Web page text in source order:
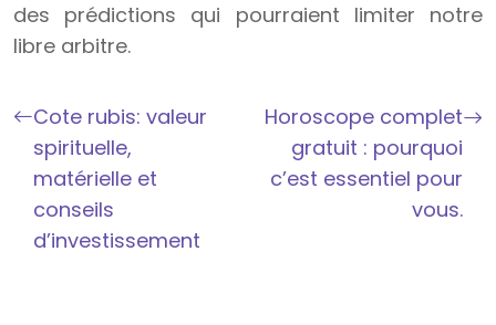
des prédictions qui pourraient limiter notre
libre arbitre.
Cote rubis: valeur
spirituelle,
matérielle et
conseils
d’investissement
Horoscope complet
gratuit : pourquoi
c’est essentiel pour
vous.